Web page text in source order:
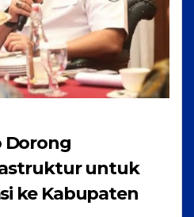
Dorong
untuk
ke Kabupaten